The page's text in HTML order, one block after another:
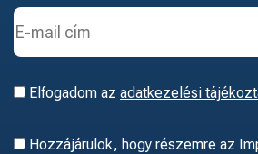
Elfogadom az adatkezelési
Hozzájárulok, hogy részemre az